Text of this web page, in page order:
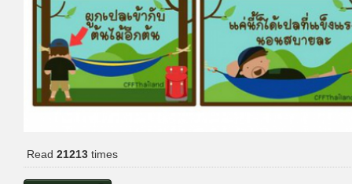
Read 21213 times